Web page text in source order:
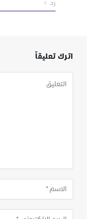
رد
اترك تعليقاً